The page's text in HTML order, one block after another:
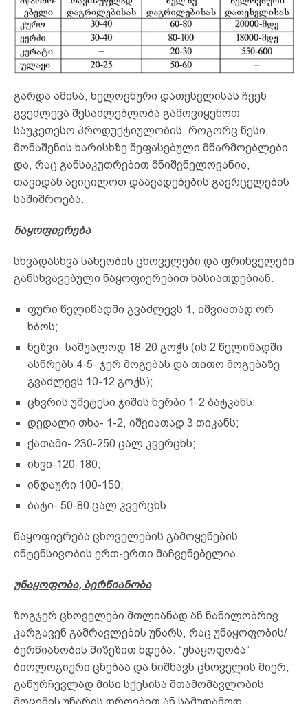
გარდა ამისა, ხელოვნური დათესვლისას ჩვენ
გვეძლევა შესაძლებლობა გამოვიყენოთ
საუკეთესო პროდუქტიულობის, როგორც წესი,
მონაშენის ხარისხზე შეფასებული მწარმოებლები
და, რაც განსაკუთრებით მნიშვნელოვანია,
თავიდან ავიცილოთ დაავადებების გავრცელების
საშიშროება.
ნაყოფიერება
სხვადასხვა სახეობის ცხოველები და ფრინველები
განსხვავებული ნაყოფიერებით ხასიათდებიან.
ფური წელიწადში გვაძლევს 1, იშვიათად ორ
ხბოს;
ნეზვი- საშუალოდ 18-20 გოჭს (ის 2 წელიწადში
ასწრებს 4-5- ჯერ მოგებას და თითო მოგებაზე
გვაძლევს 10-12 გოჭს);
ცხვრის უმეტესი ჯიშის ნერბი 1-2 ბატკანს;
დედალი თხა- 1-2, იშვიათად 3 თიკანს;
ქათამი- 230-250 ცალ კვერცხს;
იხვი-120-180;
ინდაური 100-150;
ბატი- 50-80 ცალ კვერცხს.
ნაყოფიერება ცხოველების გამოყენების
ინტენსივობის ერთ-ერთი მაჩვენებელია.
უნაყოფობა, ბერწიანობა
ზოგჯერ ცხოველები მთლიანად ან ნაწილობრივ
კარგავენ გამრავლების უნარს, რაც უნაყოფობის/
ბერწიანობის მიზეზით ხდება. “უნაყოფობა”
ბიოლოგიური ცნებაა და ნიშნავს ცხოველის მიერ,
განურჩევლად მისი სქესისა შთამომავლობის
მოცემის უნარის დროებით ან სამუდამოდ